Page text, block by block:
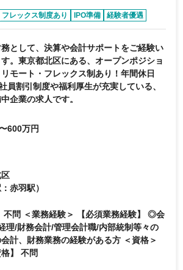
フレックス制度あり IPO準備
経験者優遇
として、決算や会計サポートをご経験い
。東京都北区にある、オープンポジショ
モート・フレックス制あり！年間休日
員割引制度や福利厚生が充実している、
中企業の求人です。
600万円
赤羽駅）
須業務経験】 ◎会
理/財務会計/管理会計職/内部統制等々の
、財務業務の経験がある方 ＜資格＞
格】 不問